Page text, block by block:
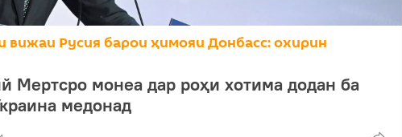
вижаи Русия барои ҳимояи Донбасс: охирин
Мертсро монеа дар роҳи хотима додан ба
медонад